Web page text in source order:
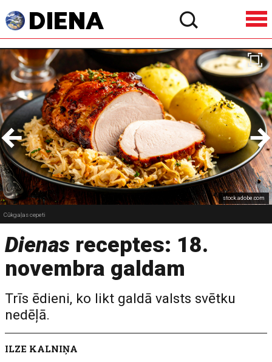
stock.adobe.com
Cūkgaļas cepeti
Dienas receptes: 18.
novembra galdam
Trīs ēdieni, ko likt galdā valsts svētku
nedēļā.
ILZE KALNIŅA